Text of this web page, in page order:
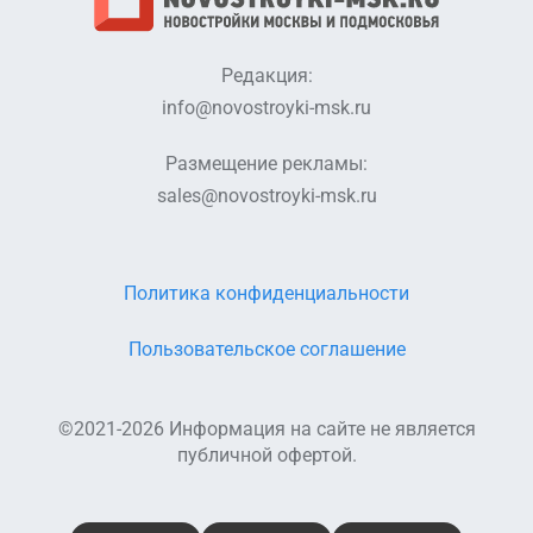
Редакция:
info@novostroyki-msk.ru
Размещение рекламы:
sales@novostroyki-msk.ru
©2021-2026 Информация на сайте не является
публичной офертой.
Пользовательское соглашение
Политика конфиденциальности